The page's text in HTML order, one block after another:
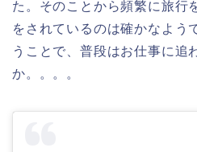
た。そのことから頻繁に旅行
をされているのは確かなよう
うことで、普段はお仕事に追
か。。。。